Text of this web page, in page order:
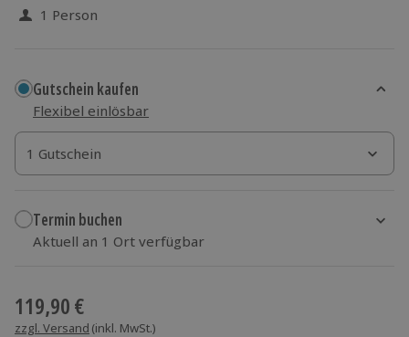
1 Person
Gutschein kaufen
Flexibel einlösbar
1 Gutschein
1 Gutschein
1 Gutschein
Termin buchen
Aktuell an 1 Ort verfügbar
119,90 €
zzgl. Versand (inkl. MwSt.)